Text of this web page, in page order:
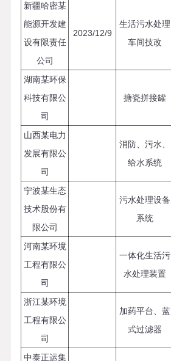
新疆哈密某
能源开发建
设有限责任
公司
2023/12/9
生活污水处理
车间技改
湖南某环保
科技有限公
司
搪瓷拼接罐
山西某电力
发展有限公
司
消防、污水、
给水系统
宁波某生态
技术股份有
限公司
污水处理设备
系统
河南某环境
工程有限公
司
一体化生活污
水处理装置
浙江某环境
工程有限公
司
加药平台、蓝
式过滤器
中泰正运集